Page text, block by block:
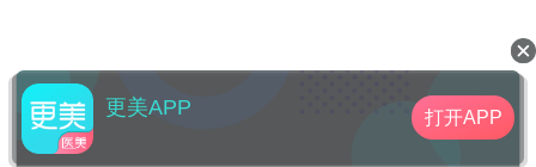
更美APP 打开APP